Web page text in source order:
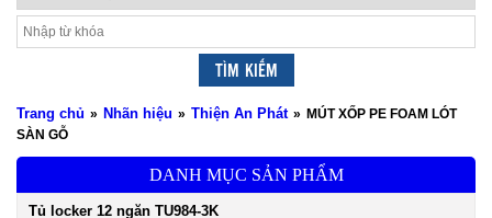
Trang chủ » Nhãn hiệu » Thiện An Phát » MÚT XỐP PE FOAM LÓT
SÀN GỖ
DANH MỤC SẢN PHẨM
Tủ locker 12 ngăn TU984-3K